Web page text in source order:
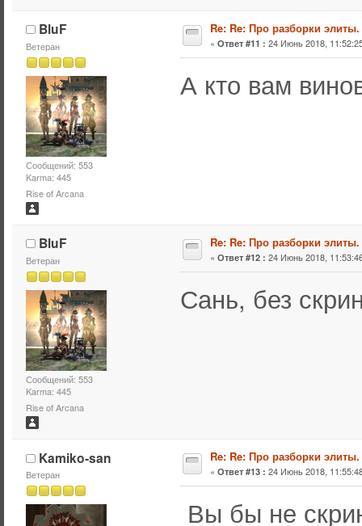
BluF
Ветеран
Сообщений: 553
Karma: 445
Rise of Arcana
Re: Re: Про разборки
« Ответ #11 : 24 Июнь 2018,
А кто вам
BluF
Ветеран
Сообщений: 553
Karma: 445
Rise of Arcana
Re: Re: Про разборки
« Ответ #12 : 24 Июнь 2018,
Сань, без
Kamiko-san
Ветеран
Re: Re: Про разборки
« Ответ #13 : 24 Июнь 2018,
Вы бы не